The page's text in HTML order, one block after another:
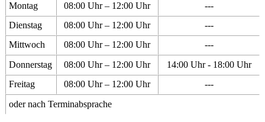
Montag 08:00 Uhr – 12:00 Uhr
---
Dienstag
08:00 Uhr – 12:00 Uhr
---
Mittwoch
08:00 Uhr – 12:00 Uhr
---
Donnerstag
08:00 Uhr – 12:00 Uhr
14:00 Uhr - 18:00 Uhr
Freitag
08:00 Uhr – 12:00 Uhr
---
oder nach Terminabsprache